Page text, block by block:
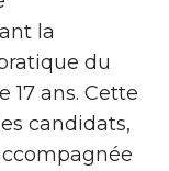
la
du
17 ans. Cette
candidats,